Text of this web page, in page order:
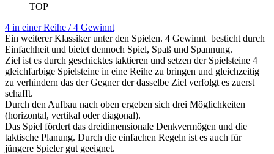
TOP
4 in einer Reihe / 4 Gewinnt
Ein weiterer Klassiker unter den Spielen. 4 Gewinnt besticht durch
Einfachheit und bietet dennoch Spiel, Spaß und Spannung.
Ziel ist es durch geschicktes taktieren und setzen der Spielsteine 4
gleichfarbige Spielsteine in eine Reihe zu bringen und gleichzeitig
zu verhindern das der Gegner der dasselbe Ziel verfolgt es zuerst
schafft.
Durch den Aufbau nach oben ergeben sich drei Möglichkeiten
(horizontal, vertikal oder diagonal).
Das Spiel fördert das dreidimensionale Denkvermögen und die
taktische Planung. Durch die einfachen Regeln ist es auch für
jüngere Spieler gut geeignet.